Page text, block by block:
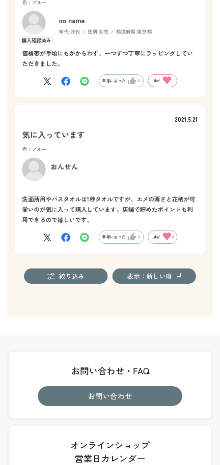
色：ブルー
no name
年代:20代 性別:女性 都道府県:東京都
価格帯が手頃にもかからわず、一つずつ丁寧にラッピングしてい
ただきました。
参考になった 0 Like! 1
2021.5.21
気に入っています
色：ブルー
おんせん
洗面所用やバスタオルは1秒タオルですが、エメの薄さと花柄が可
愛いのが気に入って購入しています。店舗で貯めたポイントも利
用できるので嬉しいです。
参考になった 0 Like! 0
絞り込み 表示：新しい順
お問い合わせ・FAQ
お問い合わせ
オンラインショップ
営業日カレンダー